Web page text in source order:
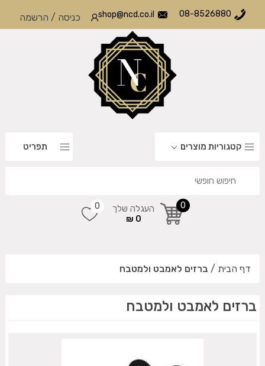
08-8526880
shop@ncd.co.il כניסה / הרשמה
קטגוריות מוצרים תפריט
0 העגלה שלך
0 ₪
0
דף הבית / ברזים לאמבט ולמטבח
ברזים לאמבט ולמטבח